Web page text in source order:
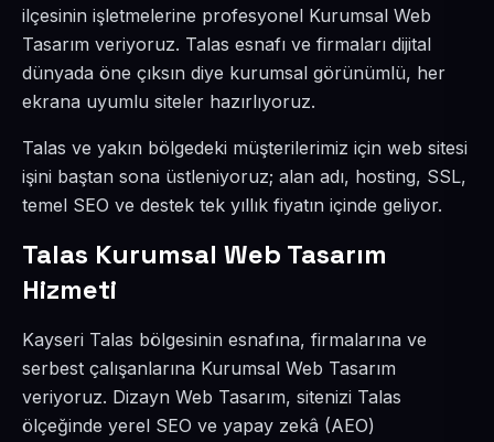
ilçesinin işletmelerine profesyonel Kurumsal Web
Tasarım veriyoruz. Talas esnafı ve firmaları dijital
dünyada öne çıksın diye kurumsal görünümlü, her
ekrana uyumlu siteler hazırlıyoruz.
Talas ve yakın bölgedeki müşterilerimiz için web sitesi
işini baştan sona üstleniyoruz; alan adı, hosting, SSL,
temel SEO ve destek tek yıllık fiyatın içinde geliyor.
Talas Kurumsal Web Tasarım
Hizmeti
Kayseri Talas bölgesinin esnafına, firmalarına ve
serbest çalışanlarına Kurumsal Web Tasarım
veriyoruz. Dizayn Web Tasarım, sitenizi Talas
ölçeğinde yerel SEO ve yapay zekâ (AEO)